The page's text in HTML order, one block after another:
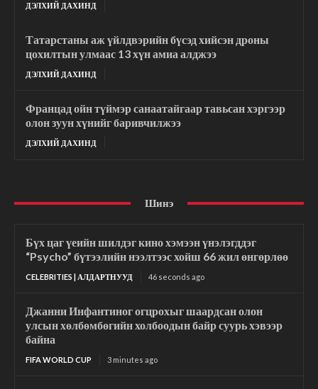
ДЭЛХИЙ ДАХИНД
Татарстаны аж үйлдвэрийн бүсэд хийсэн дроны
цохилтын улмаас 13 хүн амиа алджээ
ДЭЛХИЙ ДАХИНД
Францад ойн түймэр санаатайгаар тавьсан хэргээр
олон зуун хүнийг баривчилжээ
ДЭЛХИЙ ДАХИНД
Шинэ
Бүх цаг үеийн шилдэг кино хэмээн үнэлэгддэг
“Psycho” бүтээлийн нээлтээс хойш 66 жил өнгөрлөө
CELEBRITIES | АЛДАРТНУУД 46 seconds ago
Джанни Инфантиног огцрохыг шаардсан олон
улсын хөлбөмбөгийн холбоодын байр суурь хэвээр
байна
FIFA WORLD CUP 3 minutes ago